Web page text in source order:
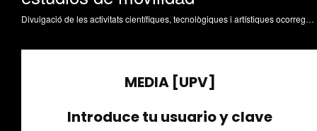
Divulgació de les activitats científiques, tecnològiques i artístiques ocorregudes en els tres campus de la UPV